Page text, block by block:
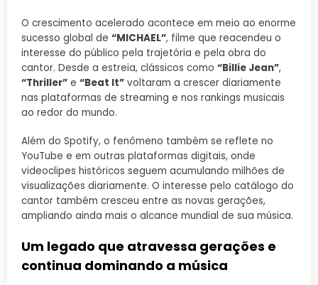
O crescimento acelerado acontece em meio ao enorme
sucesso global de “MICHAEL”, filme que reacendeu o
interesse do público pela trajetória e pela obra do
cantor. Desde a estreia, clássicos como “Billie Jean”,
“Thriller” e “Beat It” voltaram a crescer diariamente
nas plataformas de streaming e nos rankings musicais
ao redor do mundo.
Além do Spotify, o fenômeno também se reflete no
YouTube e em outras plataformas digitais, onde
videoclipes históricos seguem acumulando milhões de
visualizações diariamente. O interesse pelo catálogo do
cantor também cresceu entre as novas gerações,
ampliando ainda mais o alcance mundial de sua música.
Um legado que atravessa gerações e
continua dominando a música